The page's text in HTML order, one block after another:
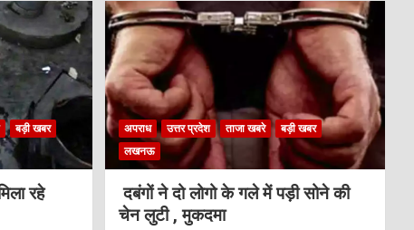
बड़ी खबर
रहे
अपराध उत्तर प्रदेश ताजा खबरे
बड़ी खबर
लखनऊ
दबंगों ने दो लोगो के गले में पड़ी सोने की
चेन लुटी , मुकदमा